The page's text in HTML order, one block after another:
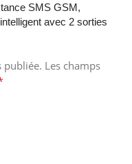
SMS GSM,
avec 2 sorties
publiée. Les champs